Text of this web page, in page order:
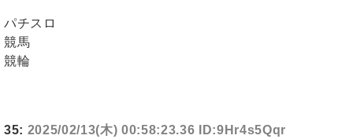
パチスロ
競馬
競輪
35: 2025/02/13(木) 00:58:23.36 ID:9Hr4s5Qqr